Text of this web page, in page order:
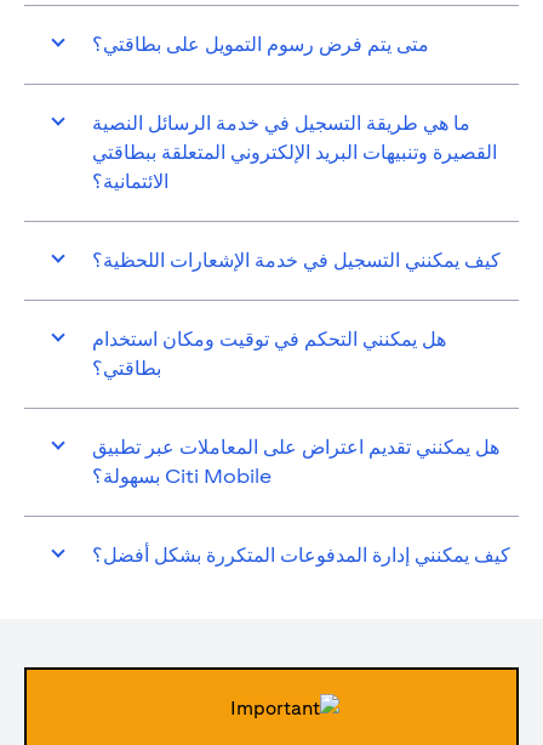
متى يتم فرض رسوم التمويل على بطاقتي؟
ما هي طريقة التسجيل في خدمة الرسائل النصية
القصيرة وتنبيهات البريد الإلكتروني المتعلقة ببطاقتي
الائتمانية؟
كيف يمكنني التسجيل في خدمة الإشعارات اللحظية؟
هل يمكنني التحكم في توقيت ومكان استخدام
بطاقتي؟
هل يمكنني تقديم اعتراض على المعاملات عبر تطبيق
Citi Mobile بسهولة؟
كيف يمكنني إدارة المدفوعات المتكررة بشكل أفضل؟